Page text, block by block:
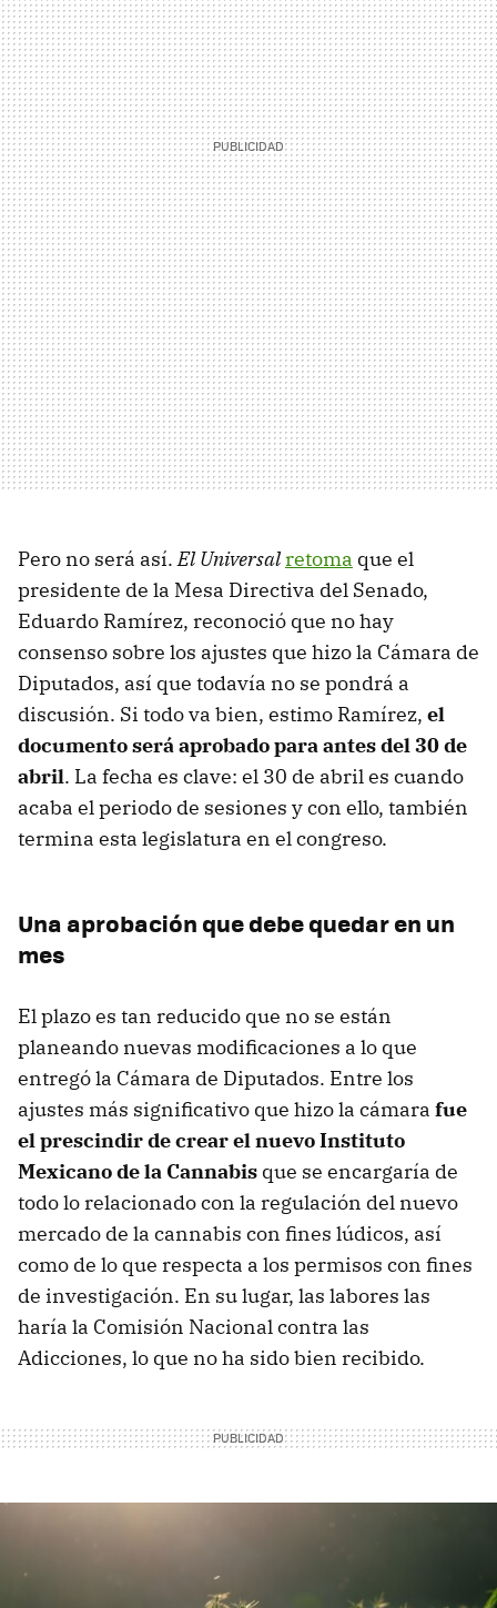
Pero no será así.El Universalretoma que el
presidente de la Mesa Directiva del Senado,
Eduardo Ramírez, reconoció que no hay
consenso sobre los ajustes que hizo la Cámara de
Diputados, así que todavía no se pondrá a
discusión. Si todo va bien, estimo Ramírez, el
documento será aprobado para antes del 30 de
abril. La fecha es clave: el 30 de abril es cuando
acaba el periodo de sesiones y con ello, también
termina esta legislatura en el congreso.
Una aprobación que debe quedar en un
mes
El plazo es tan reducido que no se están
planeando nuevas modificaciones a lo que
entregó la Cámara de Diputados. Entre los
ajustes más significativo que hizo la cámara fue
el prescindir de crear el nuevo Instituto
Mexicano de la Cannabis que se encargaría de
todo lo relacionado con la regulación del nuevo
mercado de la cannabis con fines lúdicos, así
como de lo que respecta a los permisos con fines
de investigación. En su lugar, las labores las
haría la Comisión Nacional contra las
Adicciones, lo que no ha sido bien recibido.